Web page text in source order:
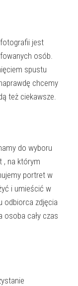
fotografii jest
osób.
spustu
chcemy
też ciekawsze.
do wyboru
, na którym
portret w
i umieścić w
odbiorca zdjęcia
osoba cały czas